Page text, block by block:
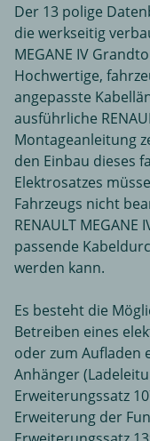
Der 13 polige
die werkseitig
MEGANE IV
Hochwertige,
angepasste
ausführliche
Montageanleitung
den Einbau dieses
Elektrosatzes
Fahrzeugs nicht
RENAULT
passende
werden kann.
Es besteht die
Betreiben eines
oder zum Aufladen
Anhänger
Erweiterungssatz
Erweiterung der